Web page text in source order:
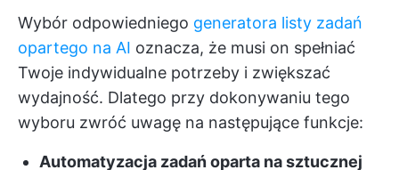
Wybór odpowiedniego generatora listy zadań
opartego na AI oznacza, że musi on spełniać
Twoje indywidualne potrzeby i zwiększać
wydajność. Dlatego przy dokonywaniu tego
wyboru zwróć uwagę na następujące funkcje:
Automatyzacja zadań oparta na sztucznej